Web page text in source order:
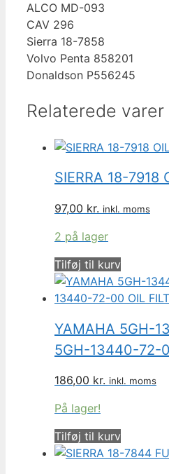
ALCO MD-093
CAV 296
Sierra 18-7858
Volvo Penta 858201
Donaldson P556245
Relaterede varer
SIERRA 18-7918
97,00 kr. inkl. moms
2 på lager
Tilføj til kurv
YAMAHA 5GH-
5GH-13440-72-
186,00 kr. inkl. moms
På lager!
Tilføj til kurv